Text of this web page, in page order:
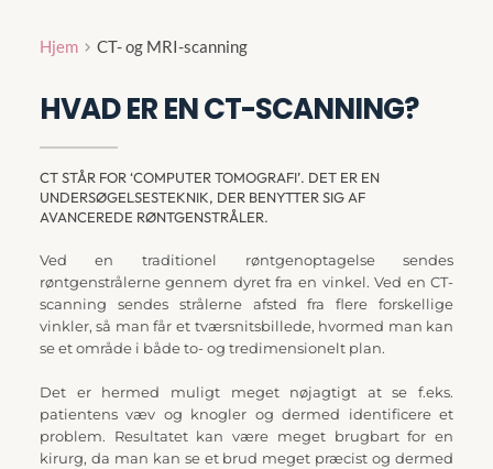
Hjem CT- og MRI-scanning
HVAD ER EN CT-SCANNING?
CT STÅR FOR ‘COMPUTER TOMOGRAFI’. DET ER EN
UNDERSØGELSESTEKNIK, DER BENYTTER SIG AF
AVANCEREDE RØNTGENSTRÅLER.
Ved en traditionel røntgenoptagelse sendes
røntgenstrålerne gennem dyret fra en vinkel. Ved en CT-
scanning sendes strålerne afsted fra flere forskellige
vinkler, så man får et tværsnitsbillede, hvormed man kan
se et område i både to- og tredimensionelt plan.
Det er hermed muligt meget nøjagtigt at se f.eks.
patientens væv og knogler og dermed identificere et
problem. Resultatet kan være meget brugbart for en
kirurg, da man kan se et brud meget præcist og dermed